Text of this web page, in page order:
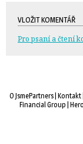
VLOŽIT KOMENTÁŘ
Pro psaní a čtení
O JsmePartners| Kontakt|
Financial Group |